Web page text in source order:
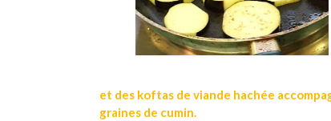
et des koftas de viande hachée
graines de cumin.